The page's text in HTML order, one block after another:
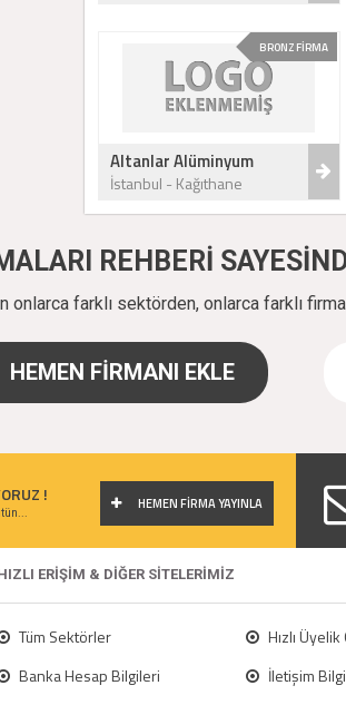
BRONZ FİRMA
Altanlar Alüminyum
İstanbul - Kağıthane
REHBERİ
farklı sektörden, onlarca farklı
HEMEN FİRMANI EKLE
! HEMEN FİRMA YAYINLA
ERİŞİM & DİĞER SİTELERİMİZ
Tüm Sektörler
Hızlı
Banka Hesap Bilgileri
İletişim